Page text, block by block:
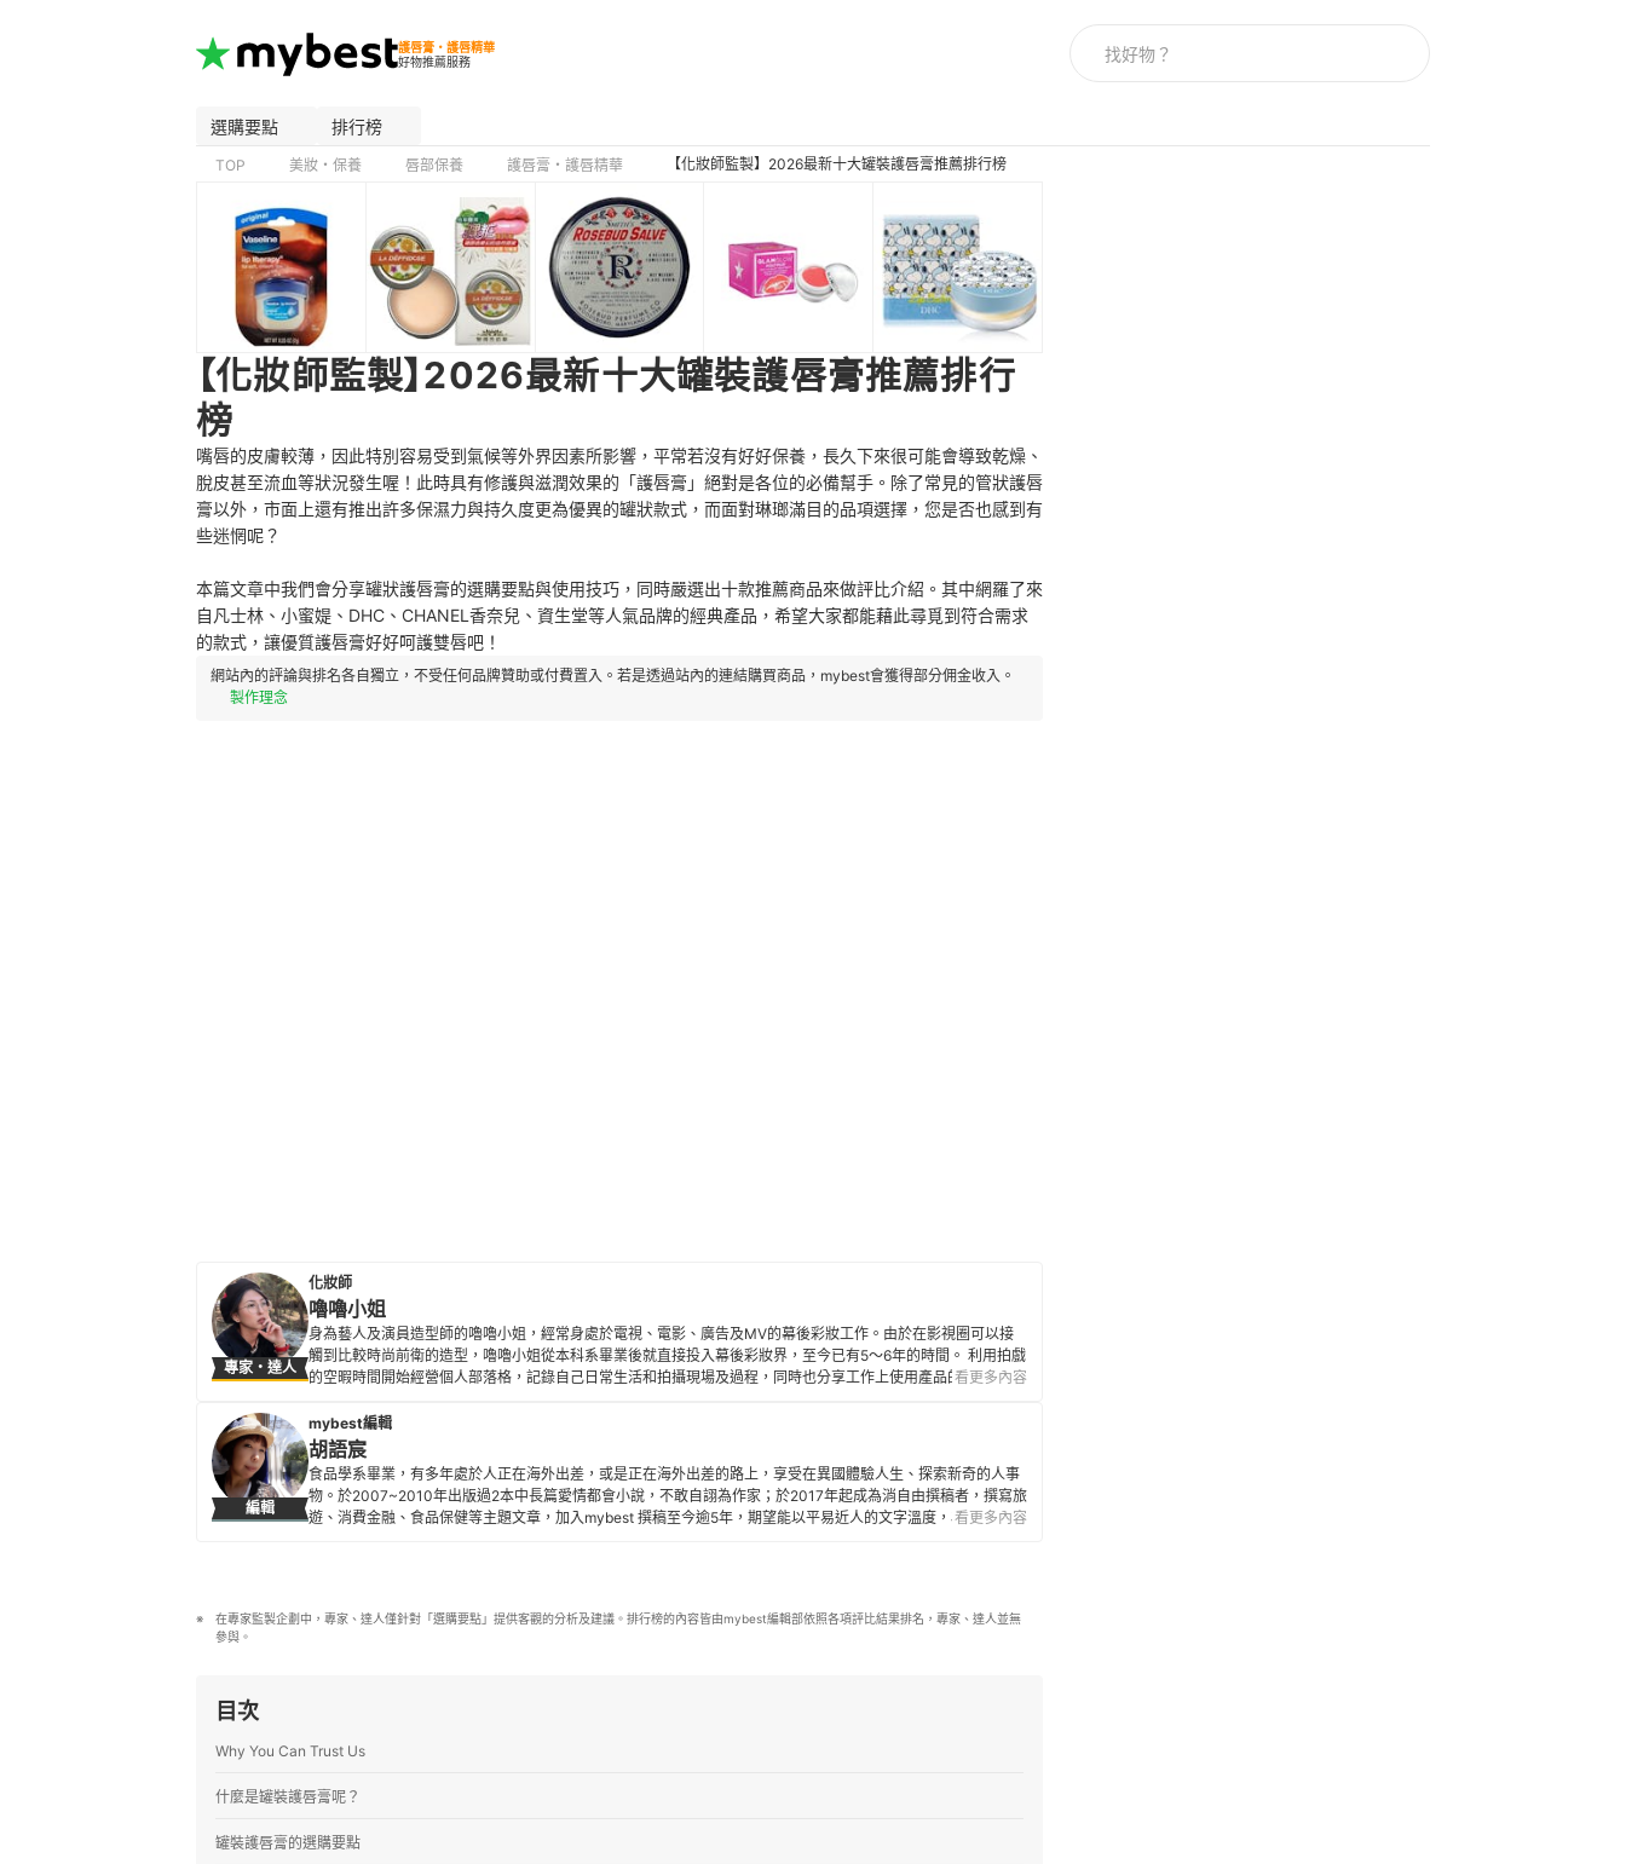
護唇膏・護唇精華
好物推薦服務
選購要點 排行榜
TOP 美妝・保養 唇部保養 護唇膏・護唇精華 【化妝師監製】2026最新十大罐裝護唇膏推薦排行榜
【化妝師監製】2026最新十大罐裝護唇膏推薦排行
榜
嘴唇的皮膚較薄，因此特別容易受到氣候等外界因素所影響，平常若沒有好好保養，長久下來很可能會導致乾燥、
脫皮甚至流血等狀況發生喔！此時具有修護與滋潤效果的「護唇膏」絕對是各位的必備幫手。除了常見的管狀護唇
膏以外，市面上還有推出許多保濕力與持久度更為優異的罐狀款式，而面對琳瑯滿目的品項選擇，您是否也感到有
些迷惘呢？
本篇文章中我們會分享罐狀護唇膏的選購要點與使用技巧，同時嚴選出十款推薦商品來做評比介紹。其中網羅了來
自凡士林、小蜜媞、DHC、CHANEL香奈兒、資生堂等人氣品牌的經典產品，希望大家都能藉此尋覓到符合需求
的款式，讓優質護唇膏好好呵護雙唇吧！
網站內的評論與排名各自獨立，不受任何品牌贊助或付費置入。若是透過站內的連結購買商品，mybest會獲得部分佣金收入。
製作理念
專家・達人
化妝師
嚕嚕小姐
身為藝人及演員造型師的嚕嚕小姐，經常身處於電視、電影、廣告及MV的幕後彩妝工作。由於在影視圈可以接
觸到比較時尚前衛的造型，嚕嚕小姐從本科系畢業後就直接投入幕後彩妝界，至今已有5～6年的時間。 利用拍戲
的空暇時間開始經營個人部落格，記錄自己日常生活和拍攝現場及過程，同時也分享工作上使用產品的經驗和感
嚕嚕小姐的簡介
看更多內容
編輯
mybest編輯
胡語宸
食品學系畢業，有多年處於人正在海外出差，或是正在海外出差的路上，享受在異國體驗人生、探索新奇的人事
物。於2007~2010年出版過2本中長篇愛情都會小說，不敢自詡為作家；於2017年起成為消自由撰稿者，撰寫旅
遊、消費金融、食品保健等主題文章，加入mybest 撰稿至今逾5年，期望能以平易近人的文字溫度，為喜歡閱讀
看更多內容
在專家監製企劃中，專家、達人僅針對「選購要點」提供客觀的分析及建議。排行榜的內容皆由mybest編輯部依照各項評比結果排名，專家、達人並無
參與。
目次
Why You Can Trust Us
什麼是罐裝護唇膏呢？
罐裝護唇膏的選購要點